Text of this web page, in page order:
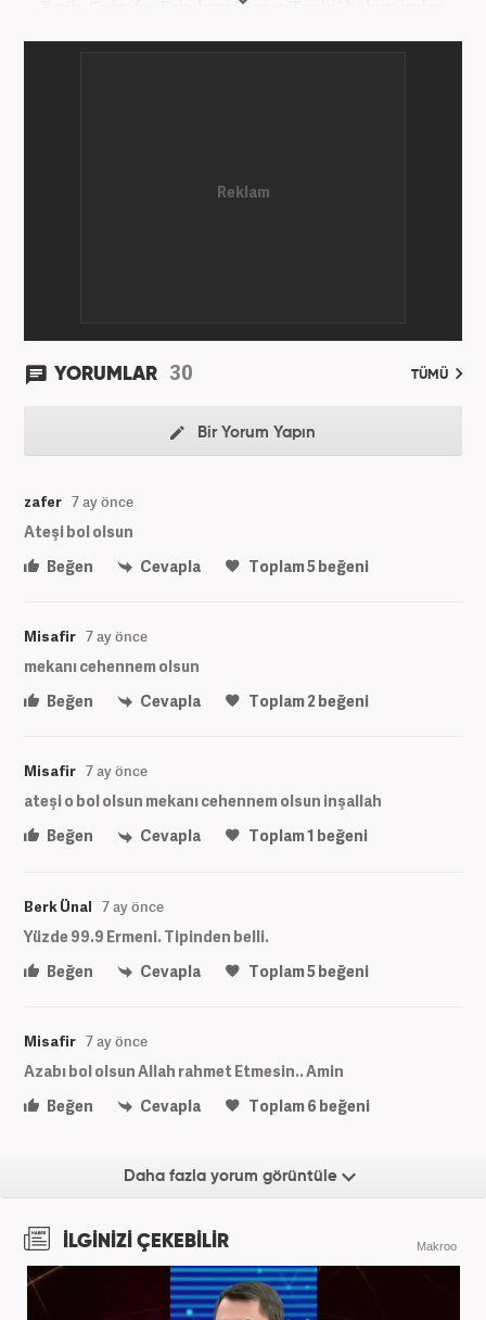
Tarih-Coğrafya Fakültesi "Sanat Tarihi" bölümünden
YORUMLAR 30 TÜMÜ
Bir Yorum Yapın
zafer 7 ay önce
Ateşi bol olsun
Beğen
Cevapla Toplam5beğeni
Misafir 7 ay önce
mekanı cehennem olsun
Beğen
Cevapla Toplam2beğeni
Misafir 7 ay önce
ateşi o bol olsun mekanı cehennem olsun inşallah
Beğen
Cevapla Toplam1 beğeni
Berk Ünal 7 ay önce
Yüzde 99.9 Ermeni. Tipinden belli.
Beğen
Cevapla Toplam5beğeni
Misafir 7 ay önce
Azabı bol olsun Allah rahmet Etmesin.. Amin
Beğen
Cevapla Toplam6 beğeni
Daha fazla yorum görüntüle
İLGİNİZİ ÇEKEBİLİR Makroo